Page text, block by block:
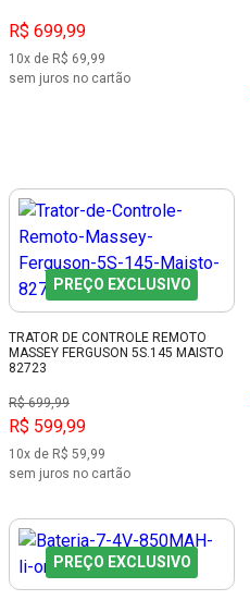
R$ 699,99
10x de R$ 69,99
sem juros no cartão
PREÇO EXCLUSIVO
TRATOR DE CONTROLE REMOTO
MASSEY FERGUSON 5S.145 MAISTO
82723
R$ 699,99
R$ 599,99
10x de R$ 59,99
sem juros no cartão
PREÇO EXCLUSIVO